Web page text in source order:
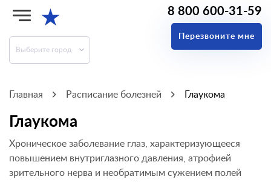
★
Выберите город
8 800 600-31-59
Перезвоните мне
Главная Расписание болезней Глаукома
Глаукома
Хроническое заболевание глаз, характеризующееся
повышением внутриглазного давления, атрофией
зрительного нерва и необратимым сужением полей